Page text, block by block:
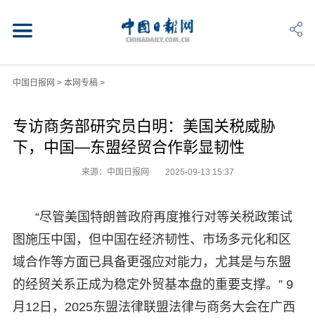
中国日报网 > 本网专稿>
专访商务部研究员白明：美国关税威胁
下，中国—东盟经贸合作彰显韧性
来源：中国日报网 2025-09-13 15:37
“尽管美国特朗普政府再度推行对等关税政策试
图施压中国，但中国在经济韧性、市场多元化和区
域合作等方面已具备更强应对能力，尤其是与东盟
的经贸关系正成为稳定外贸基本盘的重要支撑。” 9
月12日，2025东盟法律联盟法律与商务大会在广西